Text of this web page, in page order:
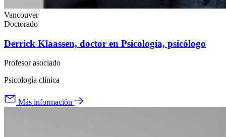
Vancouver
Doctorado
Derrick Klaassen, doctor en Psicología, psicólogo
Profesor asociado
Psicología clínica
Más información